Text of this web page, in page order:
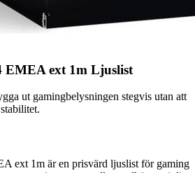
EMEA ext 1m Ljuslist
ut gamingbelysningen stegvis utan att
ext 1m är en prisvärd ljuslist för gaming